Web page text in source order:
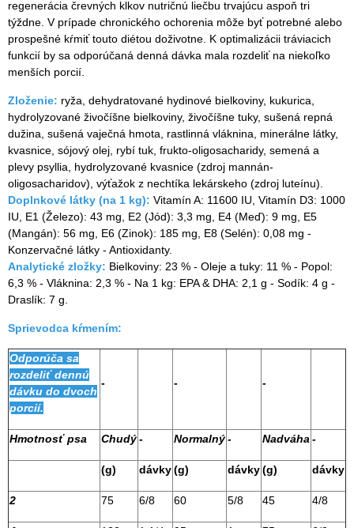
regenerácia črevných klkov nutričnú liečbu trvajúcu aspoň tri
týždne. V prípade chronického ochorenia môže byť potrebné alebo
prospešné kŕmiť touto diétou doživotne. K optimalizácii tráviacich
funkcií by sa odporúčaná denná dávka mala rozdeliť na niekoľko
menších porcií.
Zloženie: ryža, dehydratované hydinové bielkoviny, kukurica,
hydrolyzované živočíšne bielkoviny, živočíšne tuky, sušená repná
dužina, sušená vaječná hmota, rastlinná vláknina, minerálne látky,
kvasnice, sójový olej, rybí tuk, frukto-oligosacharidy, semená a
plevy psyllia, hydrolyzované kvasnice (zdroj mannán-
oligosacharidov), výťažok z nechtíka lekárskeho (zdroj luteínu).
Doplnkové látky (na 1 kg): Vitamín A: 11600 IU, Vitamín D3: 1000
IU, E1 (Železo): 43 mg, E2 (Jód): 3,3 mg, E4 (Meď): 9 mg, E5
(Mangán): 56 mg, E6 (Zinok): 185 mg, E8 (Selén): 0,08 mg -
Konzervačné látky - Antioxidanty.
Analytické zložky: Bielkoviny: 23 % - Oleje a tuky: 11 % - Popol:
6,3 % - Vláknina: 2,3 % - Na 1 kg: EPA & DHA: 2,1 g - Sodík: 4 g -
Draslík: 7 g.
Sprievodca kŕmením:
Odporúča sa
rozdeliť dennú
dávku do dvoch
porcií.
- - -
Hmotnosť psa Chudý- Normalný- Nadváha -
(g) dávky(g) dávky(g) dávky
2 75 6/8 60 5/8 45 4/8